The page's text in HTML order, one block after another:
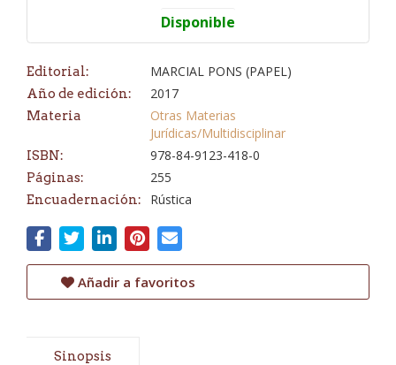
Disponible
Editorial: MARCIAL PONS (PAPEL)
Año de edición: 2017
Materia
Otras Materias
Jurídicas/Multidisciplinar
ISBN: 978-84-9123-418-0
Páginas: 255
Encuadernación: Rústica
Añadir a favoritos
Sinopsis